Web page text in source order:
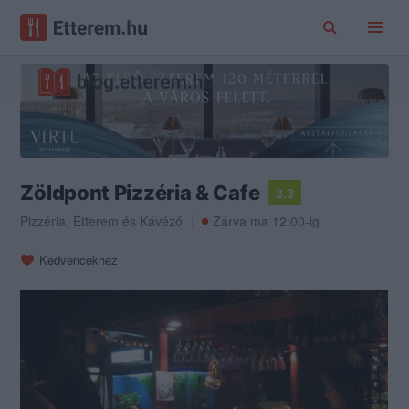
Zöldpont Pizzéria & Cafe
3.3
Pizzéria, Étterem és Kávézó Zárva ma 12:00-ig
Kedvencekhez